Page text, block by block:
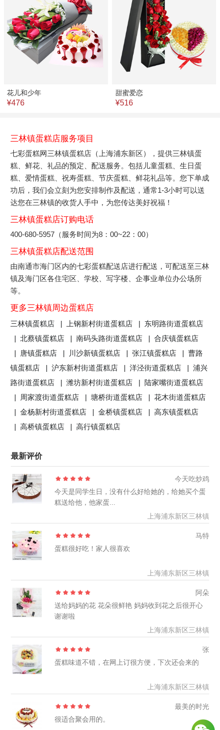
花儿和少年
¥476
甜蜜爱恋
¥516
三林镇蛋糕店服务项目
七彩蛋糕网三林镇蛋糕店（上海浦东新区），提供三林镇蛋
糕、鲜花、礼品的预定、配送服务。包括儿童蛋糕、生日蛋
糕、爱情蛋糕、祝寿蛋糕、节庆蛋糕、鲜花礼品等。您下单成
功后，我们会立刻为您安排制作及配送，通常1-3小时可以送
达您在三林镇的收货人手中，为您传达美好祝福！
三林镇蛋糕店订购电话
400-680-5957（服务时间为8：00~22：00）
三林镇蛋糕店配送范围
由南通市海门区内的七彩蛋糕配送店进行配送，可配送至三林
镇及海门区各住宅区、学校、写字楼、企事业单位办公场所
等。
更多三林镇周边蛋糕店
三林镇蛋糕店 | 上钢新村街道蛋糕店 | 东明路街道蛋糕店
|北蔡镇蛋糕店 |南码头路街道蛋糕店 |合庆镇蛋糕店
|
唐镇蛋糕店 | 川沙新镇蛋糕店 |张江镇蛋糕店 |曹路
镇蛋糕店 |沪东新村街道蛋糕店 |洋泾街道蛋糕店 |浦兴
路街道蛋糕店 |潍坊新村街道蛋糕店 | 陆家嘴街道蛋糕店
|
周家渡街道蛋糕店 |塘桥街道蛋糕店 |花木街道蛋糕店
|金杨新村街道蛋糕店 |金桥镇蛋糕店 |高东镇蛋糕店
|高桥镇蛋糕店 |高行镇蛋糕店
最新评价
今天吃炒鸡
今天是同学生日，没有什么好给她的，给她买个蛋
糕送给他，他家蛋...
上海浦东新区三林镇
马特
蛋糕很好吃！家人很喜欢
上海浦东新区三林镇
阿朵
送给妈妈的花 花朵很鲜艳 妈妈收到花之后很开心
谢谢啦
上海浦东新区三林镇
张
蛋糕味道不错，在网上订很方便，下次还会来的
上海浦东新区三林镇
最美的时光
很适合聚会用的。